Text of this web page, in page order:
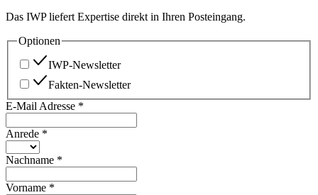
Das IWP liefert Expertise direkt in Ihren Posteingang.
Optionen
IWP-Newsletter
Fakten-Newsletter
E-Mail Adresse *
Anrede *
Nachname *
Vorname *